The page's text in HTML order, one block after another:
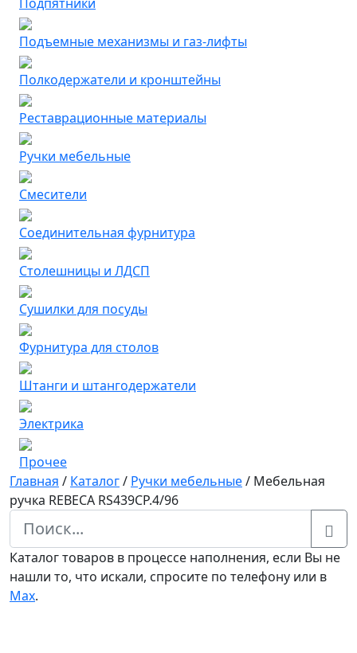
Подъемные механизмы и газ-лифты
Полкодержатели и кронштейны
Реставрационные материалы
Ручки мебельные
Смесители
Соединительная фурнитура
Столешницы и ЛДСП
Сушилки для посуды
Фурнитура для столов
Штанги и штангодержатели
Электрика
Прочее
Главная / Каталог/ Ручки мебельные/ Мебельная
ручка REBECA RS439CP.4/96
Каталог товаров в процессе наполнения, если Вы не
нашли то, что искали, спросите по телефону или в
Мах.